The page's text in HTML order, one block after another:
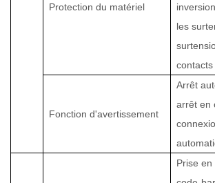
Protection du matériel
les
Fonction d'avertissement
Arrêt
arrêt en
Prise